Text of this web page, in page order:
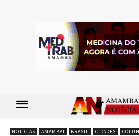
NOTÍCIAS AMAMBAI BRASIL CIDADES